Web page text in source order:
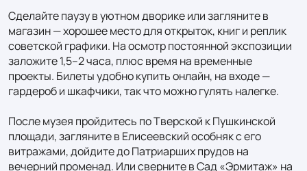
Сделайте паузу в уютном дворике или загляните в
магазин — хорошее место для открыток, книг и реплик
советской графики. На осмотр постоянной экспозиции
заложите 1,5–2 часа, плюс время на временные
проекты. Билеты удобно купить онлайн, на входе —
гардероб и шкафчики, так что можно гулять налегке.
После музея пройдитесь по Тверской к Пушкинской
площади, загляните в Елисеевский особняк с его
витражами, дойдите до Патриарших прудов на
вечерний променад. Или сверните в Сад «Эрмитаж» на